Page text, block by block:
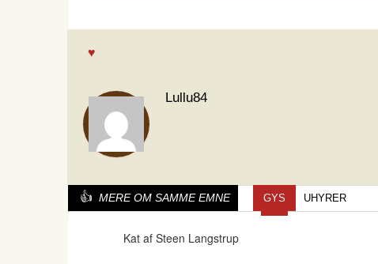
Lullu84
MERE OM SAMME EMNE GYS UHYRER
Kat af Steen Langstrup